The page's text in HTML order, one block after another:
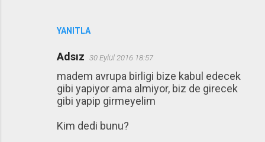
YANITLA
Adsız 30 Eylül 2016 18:57
madem avrupa birligi bize kabul edecek
gibi yapiyor ama almiyor, biz de girecek
gibi yapip girmeyelim
Kim dedi bunu?